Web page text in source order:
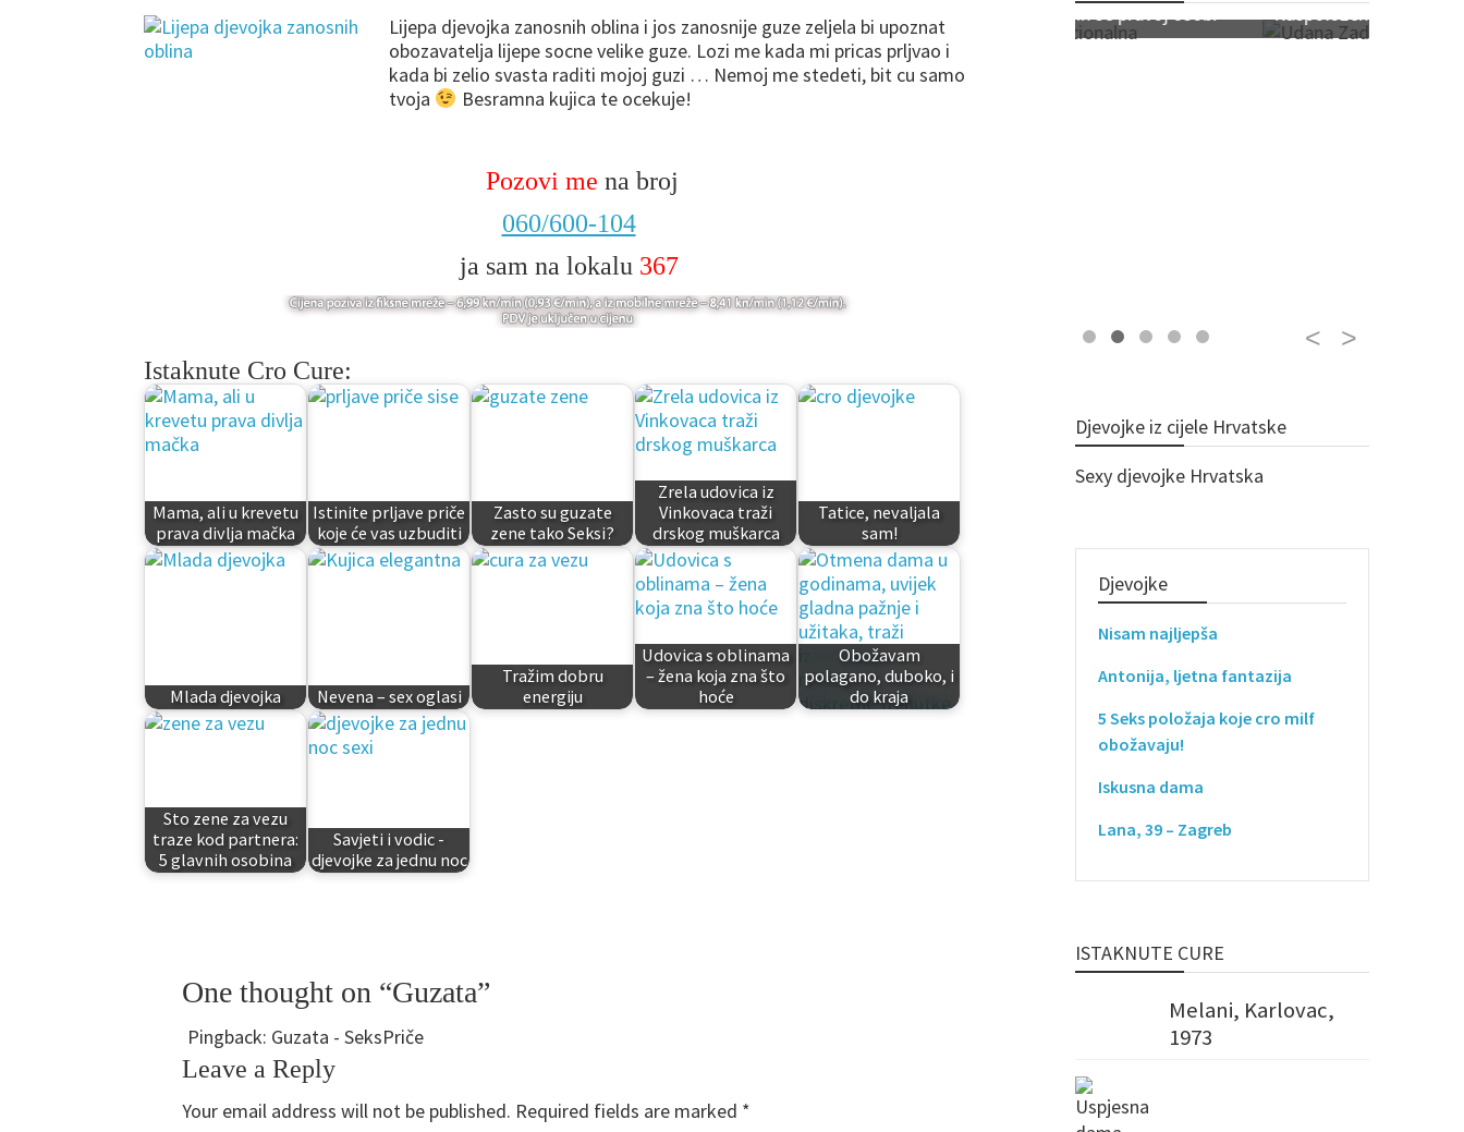
Lijepa djevojka zanosnih oblina i jos zanosnije guze zeljela bi upoznat
obozavatelja lijepe socne velike guze. Lozi me kada mi pricas prljvao i
kada bi zelio svasta raditi mojoj guzi … Nemoj me stedeti, bit cu samo
tvoja
Besramna kujica te ocekuje!
Pozovi me na broj
060/600-104
ja sam na lokalu 367
Istaknute Cro Cure:
Mama, ali u krevetu
prava divlja mačka
Istinite prljave priče
koje će vas uzbuditi
Zasto su guzate
zene tako Seksi?
Zrela udovica iz
Vinkovaca traži
drskog muškarca
Tatice, nevaljala
sam!
Mlada djevojka Nevena – sex oglasi
Tražim dobru
energiju
Udovica s oblinama
– žena koja zna što
hoće
Obožavam
polagano, duboko, i
do kraja
Sto zene za vezu
traze kod partnera:
5 glavnih osobina
Savjeti i vodic -
djevojke za jednu noc
One thought on “Guzata”
Pingback: Guzata - SeksPriče
Leave a Reply
Your email address will not be published. Required fields are marked *
Prepustila bih se pravoj osobi
Raspoložen za virtualni sex?
Djevojke iz cijele Hrvatske
Sexy djevojke Hrvatska
Djevojke
Nisam najljepša
Antonija, ljetna fantazija
5 Seks položaja koje cro milf
obožavaju!
Iskusna dama
Lana, 39 – Zagreb
ISTAKNUTE CURE
Melani, Karlovac,
1973